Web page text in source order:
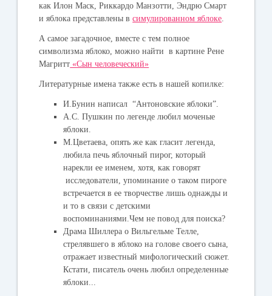
как Илон Маск, Риккардо Манзотти, Эндрю Смарт
и яблока представлены всимулированном яблоке
А самое загадочное, вместе с тем полное
символизма яблоко, можно найти в картине Рене
Магритт «Сын человеческий»
Литературные имена также есть в нашей копилке:
И.Бунин написал “Антоновские яблоки”.
А.С. Пушкин по легенде любил моченые
яблоки.
М.Цветаева, опять же как гласит легенда,
любила печь яблочный пирог, который
нарекли ее именем, хотя, как говорят
исследователи, упоминание о таком пироге
встречается в ее творчестве лишь однажды и
и то в связи с детскими
воспоминаниями.Чем не повод для поиска?
Драма Шиллера о Вильгельме Телле,
стрелявшего в яблоко на голове своего сына,
отражает известный мифологический сюжет.
Кстати, писатель очень любил определенные
яблоки...